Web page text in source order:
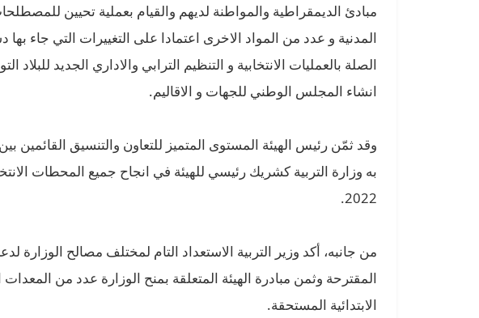
مبادئ الديمقراطية والمواطنة لديهم والقيام بعملية تحيين
الصلة بالعمليات الانتخابية و التنظيم الترابي والاداري الجديد للبلاد
انشاء المجلس الوطني للجهات و الاقاليم.
وقد ثمّن رئيس الهيئة المستوى المتميز للتعاون والتنسيق القائمين
به وزارة التربية كشريك رئيسي للهيئة في انجاح جميع المحطات
2022.
من جانبه، أكد وزير التربية الاستعداد التام لمختلف مصالح الوزارة
المقترحة وثمن مبادرة الهيئة المتعلقة بمنح الوزارة عدد من المعدات
الابتدائية المستحقة.